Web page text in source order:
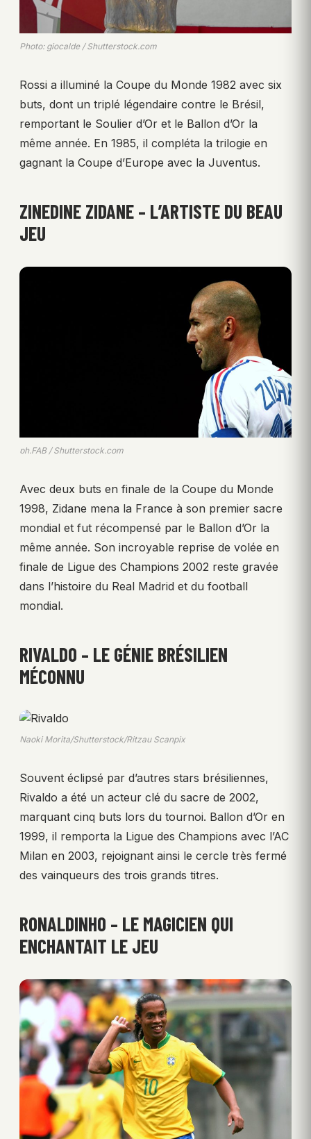
Photo: giocalde / Shutterstock.com
Rossi a illuminé la Coupe du Monde 1982 avec six
buts, dont un triplé légendaire contre le Brésil,
remportant le Soulier d’Or et le Ballon d’Or la
même année. En 1985, il compléta la trilogie en
gagnant la Coupe d’Europe avec la Juventus.
ZINEDINE ZIDANE – L’ARTISTE DU BEAU
JEU
ph.FAB / Shutterstock.com
Avec deux buts en finale de la Coupe du Monde
1998, Zidane mena la France à son premier sacre
mondial et fut récompensé par le Ballon d’Or la
même année. Son incroyable reprise de volée en
finale de Ligue des Champions 2002 reste gravée
dans l’histoire du Real Madrid et du football
mondial.
RIVALDO – LE GÉNIE BRÉSILIEN
MÉCONNU
Naoki Morita/Shutterstock/Ritzau Scanpix
Souvent éclipsé par d’autres stars brésiliennes,
Rivaldo a été un acteur clé du sacre de 2002,
marquant cinq buts lors du tournoi. Ballon d’Or en
1999, il remporta la Ligue des Champions avec l’AC
Milan en 2003, rejoignant ainsi le cercle très fermé
des vainqueurs des trois grands titres.
RONALDINHO – LE MAGICIEN QUI
ENCHANTAIT LE JEU